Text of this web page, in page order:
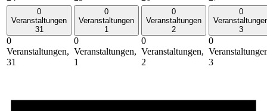
0
Veranstaltungen
31
0
Veranstaltungen,
31
0
Veranstaltungen
1
0
Veranstaltungen,
1
0
Veranstaltungen
2
0
Veranstaltungen,
2
0
3
0
3